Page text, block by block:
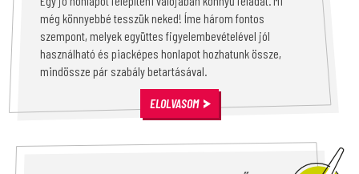
még könnyebbé tesszük neked! Íme három fontos
szempont, melyek együttes figyelembevételével jól
használható és piacképes honlapot hozhatunk össze,
mindössze pár szabály betartásával.
ELOLVASOM